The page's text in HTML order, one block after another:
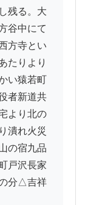
残る。大
谷中にて
方寺とい
たりより
い猿若町
者新道共
より北の
潰れ火災
の宿九品
戸沢長家
分△吉祥